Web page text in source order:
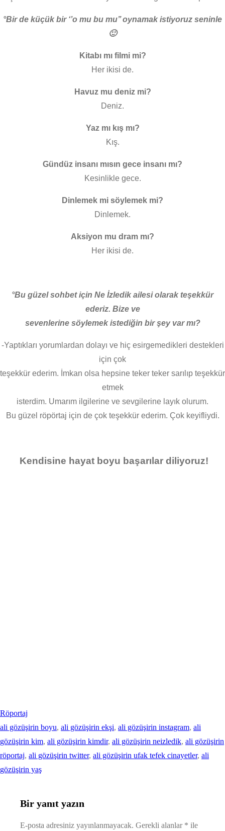
°Bir de küçük bir ‘’o mu bu mu’’ oynamak istiyoruz seninle
🙂
Kitabı mı filmi mi?
Her ikisi de.
Havuz mu deniz mi?
Deniz.
Yaz mı kış mı?
Kış.
Gündüz insanı mısın gece insanı mı?
Kesinlikle gece.
Dinlemek mi söylemek mi?
Dinlemek.
Aksiyon mu dram mı?
Her ikisi de.
°Bu güzel sohbet için Ne İzledik ailesi olarak teşekkür
ederiz. Bize ve
sevenlerine söylemek istediğin bir şey var mı?
-Yaptıkları yorumlardan dolayı ve hiç esirgemedikleri destekleri
için çok
teşekkür ederim. İmkan olsa hepsine teker teker sarılıp teşekkür
etmek
isterdim. Umarım ilgilerine ve sevgilerine layık olurum.
Bu güzel röpörtaj için de çok teşekkür ederim. Çok keyifliydi.
Kendisine hayat boyu başarılar diliyoruz!
Röportaj
ali gözüşirin boyu, ali gözüşirin ekşi, ali gözüşirin instagram, ali
gözüşirin kim, ali gözüşirin kimdir, ali gözüşirin neizledik, ali gözüşirin
röportaj, ali gözüşirin twitter, ali gözüşirin ufak tefek cinayetler, ali
gözüşirin yaş
Bir yanıt yazın
E-posta adresiniz yayınlanmayacak. Gerekli alanlar * ile